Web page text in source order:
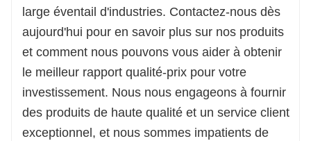
large éventail d'industries. Contactez-nous dès
aujourd'hui pour en savoir plus sur nos produits
et comment nous pouvons vous aider à obtenir
le meilleur rapport qualité-prix pour votre
investissement. Nous nous engageons à fournir
des produits de haute qualité et un service client
exceptionnel, et nous sommes impatients de